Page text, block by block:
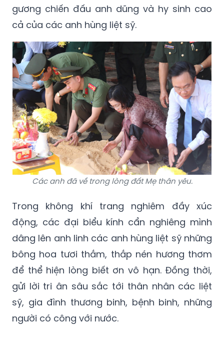
gương chiến đấu anh dũng và hy sinh cao
cả của các anh hùng liệt sỹ.
Các anh đã về trong lòng đất Mẹ thân yêu.
Trong không khí trang nghiêm đầy xúc
động, các đại biểu kính cẩn nghiêng mình
dâng lên anh linh các anh hùng liệt sỹ những
bông hoa tươi thắm, thắp nén hương thơm
để thể hiện lòng biết ơn vô hạn. Đồng thời,
gửi lời tri ân sâu sắc tới thân nhân các liệt
sỹ, gia đình thương binh, bệnh binh, những
người có công với nước.